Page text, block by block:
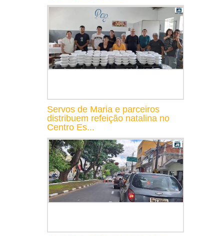
Servos de Maria e parceiros
distribuem refeição natalina no
Centro Es...